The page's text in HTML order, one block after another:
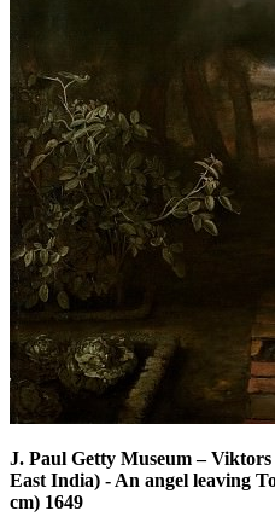
J. Paul Getty Museum–Viktors
East India) - An angel leaving
cm) 1649